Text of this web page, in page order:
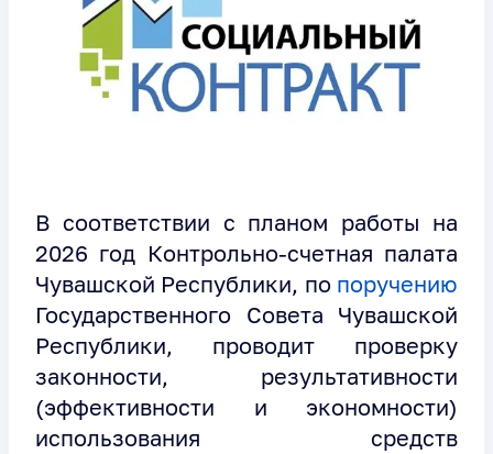
В соответствии с планом работы на
2026 год Контрольно-счетная палата
Чувашской Республики, по поручению
Государственного Совета Чувашской
Республики, проводит проверку
законности, результативности
(эффективности и экономности)
использования средств